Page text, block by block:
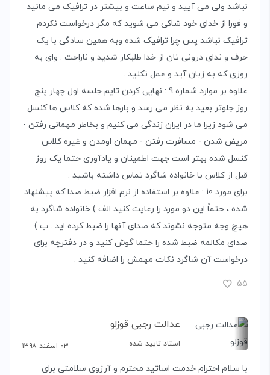
نباشد ولی می آیید و نیم ساعت و بیشتر در ترافیک می مانید
و فورا از خدای خود شاکی می شوید که مگر درخواست نکردم
ترافیک نباشد پس چرا ترافیک شده وبه همین سادگی با یک
حرف و ندای درونی تان از خدا طلبکار شدید و ناراحت . وای به
روزی که به زبان آید و عمل نکنید .
علاوه بر موارد شماره 9 : نهایی کردن تایم جلسه اول چهار پنج
روز جلوتر بعید به نظر می رسد و بارها شده که کلاس ها کنسل
می شود زیرا ما در ایران زندگی می کنیم و بخاطر مهمانی رفتن -
مریض شدن - مسافرت رفتن - مهمان اومدن و غیره کلاس
کنسل شده بهتر است جهت اطمینان و یادآوری حتما یک روز
قبل از کلاس با خانواده شاگرد تماس داشته باشید .
برای مورد 10 : علاوه بر استفاده از نرم افزار ضبط صدا که پیشنهاد
شده ، حتماً این دو مورد را رعایت کنید الف ) خانواده شاگرد به
هیچ وجه متوجه نشوند که صدای آنها را ضبط کرده اید . ب )
صدای مکالمه ضبط شده را حتما گوش کنید و در دفترچه برای
درخواست آن شاگرد نکات مهمش را اضافه کنید .
55
عدالت رجبی قوزلو
استاد تایید شده ۰۳ اسفند ۱۳۹۸
با سلام احترام خدمت اساتید محترم و آرزوی سلامتی برای